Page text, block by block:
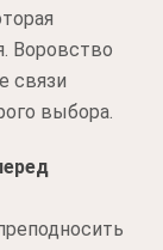
Воровство
связи
выбора.